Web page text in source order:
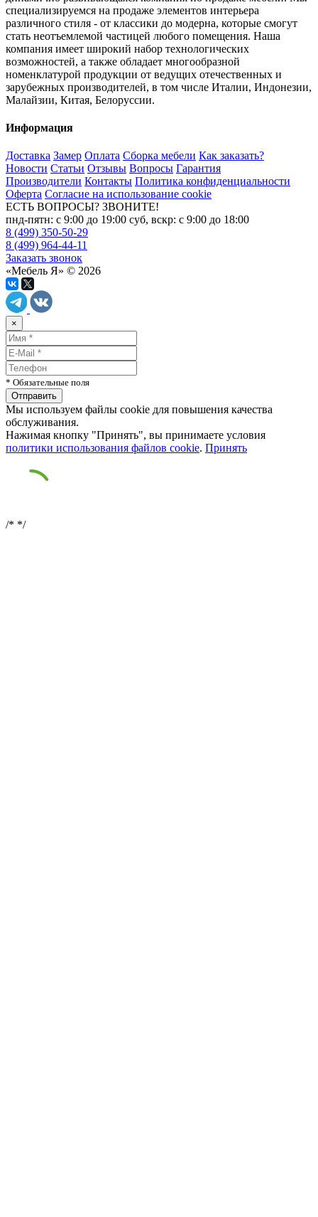
специализируемся на продаже элементов интерьера
различного стиля - от классики до модерна, которые смогут
стать неотъемлемой частицей любого помещения. Наша
компания имеет широкий набор технологических
возможностей, а также обладает многообразной
номенклатурой продукции от ведущих отечественных и
зарубежных производителей, в том числе Италии, Индонезии,
Малайзии, Китая, Белоруссии.
Информация
Доставка Замер Оплата Сборка мебели Как заказать?
Новости Статьи Отзывы Вопросы Гарантия
Производители Контакты Политика конфиденциальности
Оферта Согласие на использование cookie
ЕСТЬ ВОПРОСЫ? ЗВОНИТЕ!
пнд-пятн: с 9:00 до 19:00 суб, вскр: с 9:00 до 18:00
8 (499) 350-50-29
8 (499) 964-44-11
Заказать звонок
«Мебель Я» © 2026
×
* Обязательные поля
Мы используем файлы cookie для повышения качества
обслуживания.
Нажимая кнопку "Принять", вы принимаете условия
политики использования файлов cookie. Принять
/* */